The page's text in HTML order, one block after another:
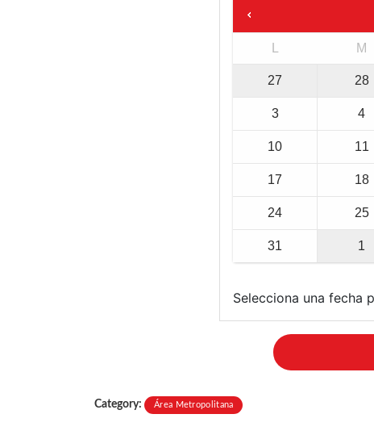
M
27 28
3 4
10 11
17 18
24 25
31 1
Selecciona una fecha
Category: Área Metropolitana